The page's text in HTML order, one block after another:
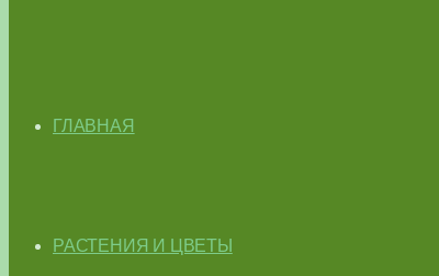
ГЛАВНАЯ
РАСТЕНИЯ И ЦВЕТЫ